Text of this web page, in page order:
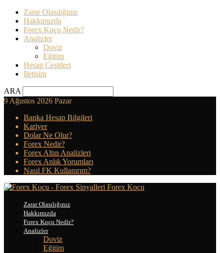
Zarar Olasılığınız
Hakkımızda
Forex Koçu Nedir?
Analizler
Doviz
Eğitim
Hesap Çeşitleri
İletişim
ARA
9 Ağustos 2026 Pazar
Banka Hesap Bilgileri
Kariyer
Dolar Ne Olur?
Forex Nedir?
Forex Altın Analizleri
Forex Anlık Yorumları
Nasıl FK Kullanırım?
Forex Koçu
Zarar Olasılığınız
Hakkımızda
Forex Koçu Nedir?
Analizler
Doviz
Eğitim